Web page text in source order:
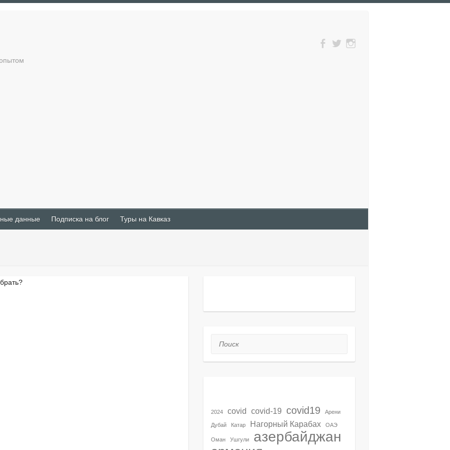
данные Подписка на блог Туры на Кавказ
Поиск
2024 covid covid-19 covid19 Арени
Дубай Катар Нагорный Карабах ОАЭ
Оман Ушгули азербайджан